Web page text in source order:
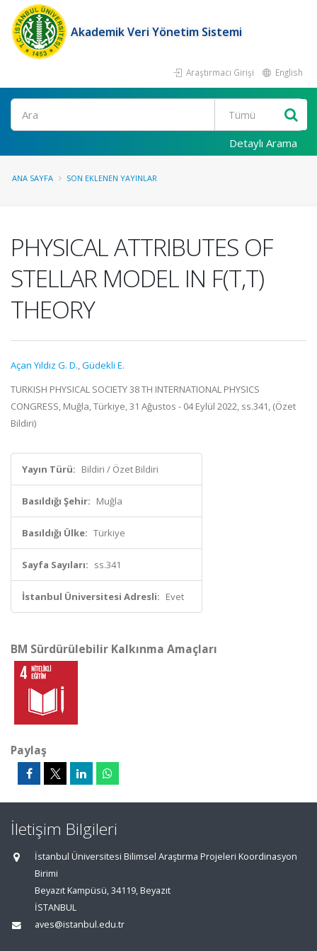
Akademik Veri Yönetim Sistemi
Araştırmacı Girişi English
Ara
Detaylı Arama
ANA SAYFA SON EKLENEN YAYINLAR
PHYSICAL ATTRIBUTES OF
STELLAR MODEL IN F(T,T)
THEORY
Açan Yıldız G. D.,Güdekli E.
TURKISH PHYSICAL SOCIETY 38 TH INTERNATIONAL PHYSICS
CONGRESS, Muğla, Türkiye, 31 Ağustos - 04 Eylül 2022, ss.341, (Özet
Bildiri)
Yayın Türü: Bildiri / Özet Bildiri
Basıldığı Şehir: Muğla
Basıldığı Ülke: Türkiye
Sayfa Sayıları: ss.341
İstanbul Üniversitesi Adresli: Evet
BM Sürdürülebilir Kalkınma Amaçları
Paylaş
İletişim Bilgileri
İstanbul Üniversitesi Bilimsel Araştırma Projeleri Koordinasyon
Birimi
Beyazıt Kampüsü, 34119, Beyazıt
İSTANBUL
aves@istanbul.edu.tr